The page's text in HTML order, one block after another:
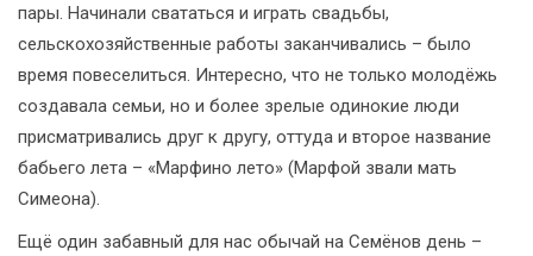
пары. Начинали свататься и играть свадьбы,
сельскохозяйственные работы заканчивались – было
время повеселиться. Интересно, что не только молодёжь
создавала семьи, но и более зрелые одинокие люди
присматривались друг к другу, оттуда и второе название
бабьего лета – «Марфино лето» (Марфой звали мать
Симеона).
Ещё один забавный для нас обычай на Семёнов день –